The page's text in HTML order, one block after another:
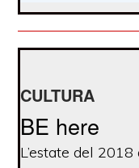
CULTURA
BE here
L’estate del